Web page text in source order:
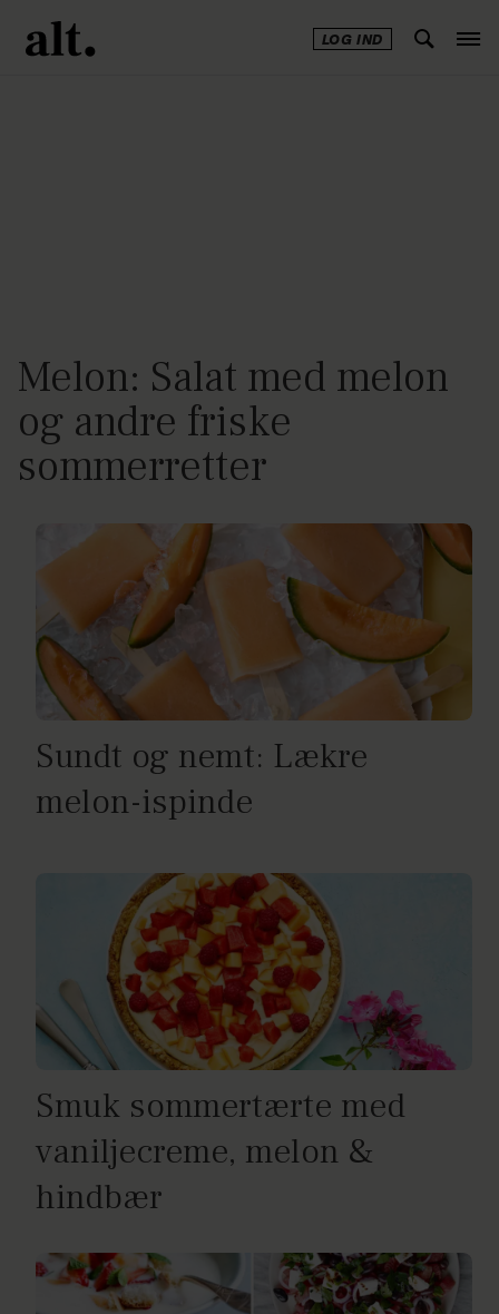
LOG IND
Melon: Salat med melon
og andre friske
sommerretter
Sundt og nemt: Lækre
melon-ispinde
Smuk sommertærte med
vaniljecreme, melon &
hindbær